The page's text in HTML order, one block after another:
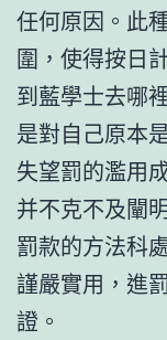
任何原因。此
圍，使得按日
到藍學士去哪
是對自己原本
失望罰的濫用
并不克不及闡
罰款的方法科
謹嚴實用，進
證。